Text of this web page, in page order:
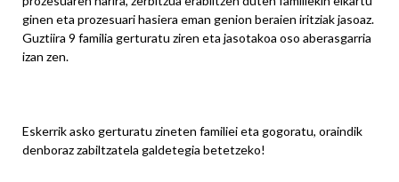
ginen eta prozesuari hasiera eman genion beraien iritziak jasoaz.
Guztiira 9 familia gerturatu ziren eta jasotakoa oso aberasgarria
izan zen.
Eskerrik asko gerturatu zineten familiei eta gogoratu, oraindik
denboraz zabiltzatela galdetegia betetzeko!